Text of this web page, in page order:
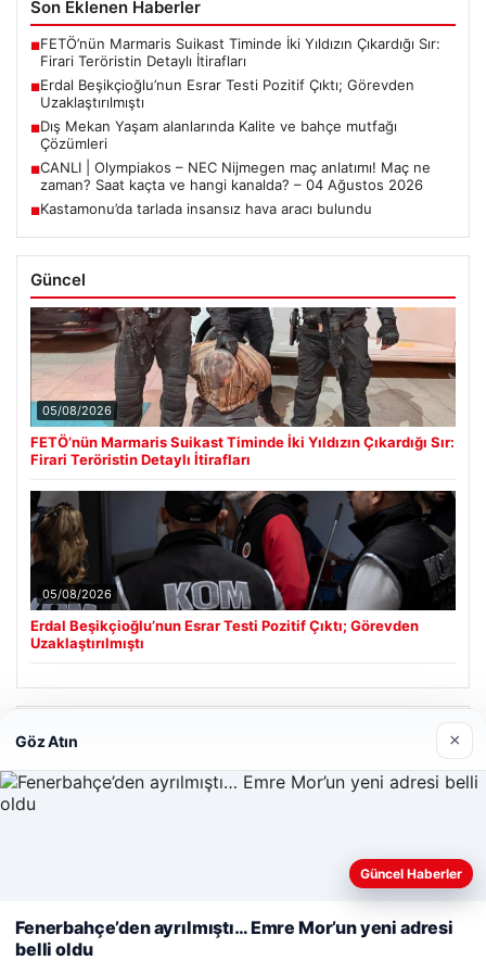
Son Eklenen Haberler
■FETÖ’nün Marmaris Suikast Timinde İki Yıldızın Çıkardığı Sır:
Firari Teröristin Detaylı İtirafları
■Erdal Beşikçioğlu’nun Esrar Testi Pozitif Çıktı; Görevden
Uzaklaştırılmıştı
■Dış Mekan Yaşam alanlarında Kalite ve bahçe mutfağı
Çözümleri
■CANLI | Olympiakos – NEC Nijmegen maç anlatımı! Maç ne
zaman? Saat kaçta ve hangi kanalda? – 04 Ağustos 2026
■Kastamonu’da tarlada insansız hava aracı bulundu
Güncel
05/08/2026
FETÖ’nün Marmaris Suikast Timinde İki Yıldızın Çıkardığı Sır:
Firari Teröristin Detaylı İtirafları
05/08/2026
Erdal Beşikçioğlu’nun Esrar Testi Pozitif Çıktı; Görevden
Uzaklaştırılmıştı
Son Eklenen Firmalar
Cengiz Sigorta
23/06/2026
Web sitemizi nasıl kullandığınızı daha iyi anlayabilmek,
kullanıyoruz.
Çerez Politikamız
Reddet
Göz Atın ×
Güncel Haberler
Fenerbahçe’den ayrılmıştı… Emre Mor’un yeni adresi
belli oldu